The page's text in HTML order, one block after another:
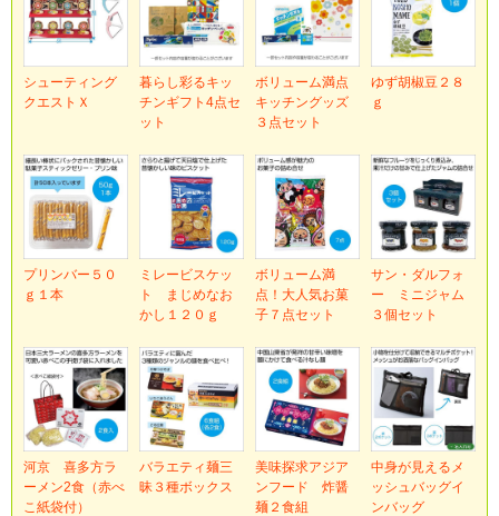
シューティング
クエストＸ
暮らし彩るキッ
チンギフト4点セ
ット
ボリューム満点
キッチングッズ
３点セット
ゆず胡椒豆２８
ｇ
プリンバー５０
ｇ１本
ミレービスケッ
ト まじめなお
かし１２０ｇ
ボリューム満
点！大人気お菓
子７点セット
サン・ダルフォ
ー ミニジャム
３個セット
河京 喜多方ラ
ーメン2食（赤べ
こ紙袋付）
バラエティ麺三
昧３種ボックス
美味探求アジア
ンフード 炸醤
麺２食組
中身が見えるメ
ッシュバッグイ
ンバッグ